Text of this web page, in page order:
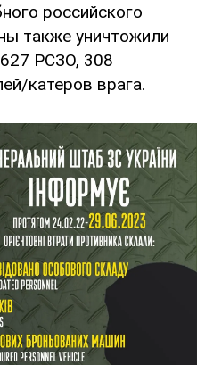
российского
также уничтожили
РСЗО, 308
катеров врага.